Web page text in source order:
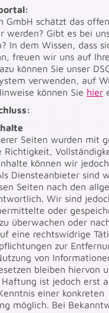
GmbH schätzt das
werden? Gibt es bei
In dem Wissen, dass
freuen wir uns auf
können Sie unser
verwenden, auf
können Sie hier
Seiten wurden mit
Richtigkeit,
können wir
Diensteanbieter sind
Seiten nach den
Wir sind
oder
überwachen oder
eine rechtswidrige
zur
von
bleiben hiervon
Haftung ist jedoch erst
einer konkreten
möglich. Bei